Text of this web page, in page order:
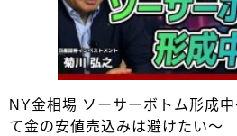
NY金相場 ソーサーボトム形成
て金の安値売込みは避けたい～